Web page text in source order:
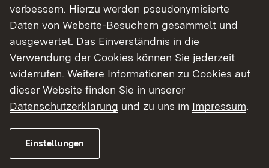
Erstaufnahmeeinrichtung (EA) für
Flüchtlinge Kornwestheim
Notunterkunft (NUK) für Flüchtlinge
Sindelfingen
Höhere Aufnahmebehörde
Flüchtlingsaufnahme in den Stadt- und
Landkreisen
Freiwillige Ausreise
verbessern. Hierzu werden pseudonymisierte
Daten von Website-Besuchern gesammelt und
ausgewertet. Das Einverständnis in die
Verwendung der Cookies können Sie jederzeit
widerrufen. Weitere Informationen zu Cookies auf
dieser Website finden Sie in unserer
Datenschutzerklärung und zu uns im Impressum.
Einstellungen